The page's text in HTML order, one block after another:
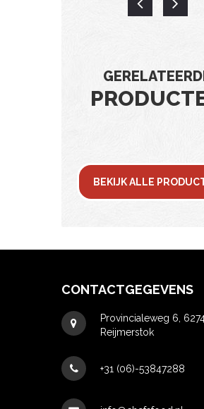
BEKIJK ALLE
IQ Grills Large Carbon
Full Option
CONTACTGEGEVENS
Provincialeweg 6,
Reijmerstok
+31 (06)-53847288